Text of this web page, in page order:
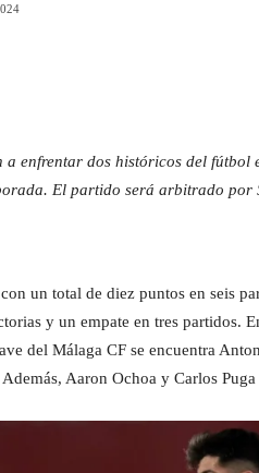
enfrentar dos históricos del fútbol
El partido será arbitrado por
un total de diez puntos en seis
y un empate en tres partidos.
del Málaga CF se encuentra
Aaron Ochoa y Carlos